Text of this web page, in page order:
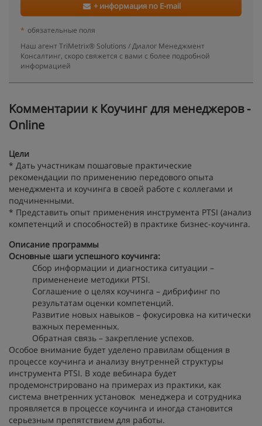
+ информация по E-mail
* обязательные поля
Наш агент TriMetrix® Solutions / Диалог Менеджмент
Консалтинг, скоро свяжется с вами с более подробной
информацией
Kомментарии к Коучинг для менеджеров -
Online
Цели
* Дать участникам пошаговые практические
рекомендации по применению передового опыта
менеджмента и коучинга в своей работе с коллегами и
подчиненными.
* Представить опыт применения инструмента PTSI (анализ
компетенций и способностей) в практике бизнес-коучинга.
Описание программы
Основные шаги успешного коучинга:
Сбор информации и диагностика ситуации –
примененеие методики PTSI.
Соглашение о целях коучинга – дибрифинг по
результатам оценки компетенций.
Развитие новых навыков – фокусировка на китически
важных переменных.
Обратная связь – закрепление успехов.
Особое внимание будет уделено правилам общения в
процессе коучинга и анализу внутренней структуры
инструмента PTSI. В ходе вебинара будет
продемонстрировано на примерах из практики, как
система внетренних установок менеджера и сотрудника
проявляется в процессе коучинга и иногда становится
серьезным препятствием для работы.